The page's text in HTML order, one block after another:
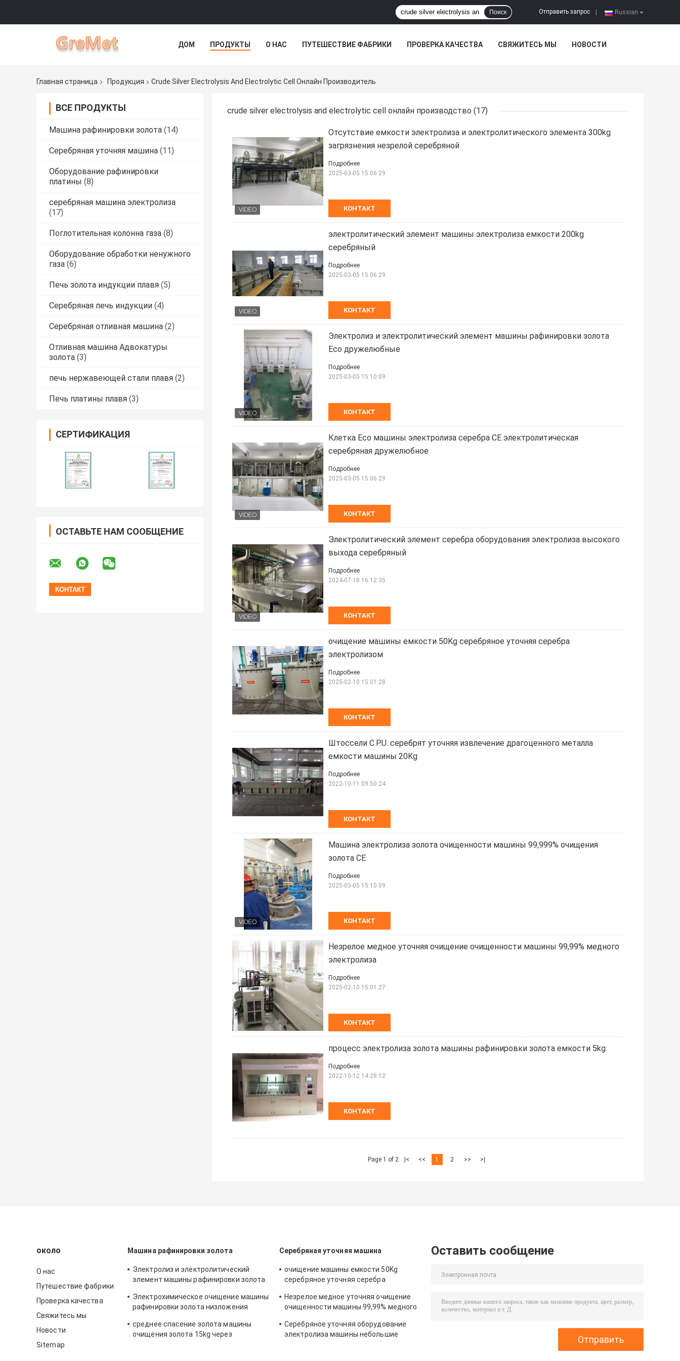
Russian
Отправить запрос
Поиск
ДОМ ПРОДУКТЫ О НАС ПУТЕШЕСТВИЕ ФАБРИКИ ПРОВЕРКА КАЧЕСТВА СВЯЖИТЕСЬ МЫ НОВОСТИ
Главная страница Продукция Crude Silver Electrolysis And Electrolytic Cell Онлайн Производитель
ВСЕ ПРОДУКТЫ
Машина рафинировки золота (14)
Серебряная уточняя машина (11)
Оборудование рафинировки
платины (8)
серебряная машина электролиза
(17)
Поглотительная колонна газа (8)
Оборудование обработки ненужного
газа (6)
Печь золота индукции плавя (5)
Серебряная печь индукции (4)
Серебряная отливная машина (2)
Отливная машина Адвокатуры
золота (3)
печь нержавеющей стали плавя (2)
Печь платины плавя (3)
СЕРТИФИКАЦИЯ
ОСТАВЬТЕ НАМ СООБЩЕНИЕ
crude silver electrolysis and electrolytic cell онлайн производство (17)
Отсутствие емкости электролиза и электролитического элемента 300kg
загрязнения незрелой серебряной
КОНТАКТ
Подробнее
2025-03-05 15:06:29
электролитический элемент машины электролиза емкости 200kg
серебряный
КОНТАКТ
Подробнее
2025-03-05 15:06:29
Электролиз и электролитический элемент машины рафинировки золота
Eco дружелюбные
КОНТАКТ
Подробнее
2025-03-05 15:10:09
Клетка Eco машины электролиза серебра CE электролитическая
серебряная дружелюбное
КОНТАКТ
Подробнее
2025-03-05 15:06:29
Электролитический элемент серебра оборудования электролиза высокого
выхода серебряный
КОНТАКТ
Подробнее
2024-07-18 16:12:35
очищение машины емкости 50Kg серебряное уточняя серебра
электролизом
КОНТАКТ
Подробнее
2025-02-10 15:01:28
Штоссели C.P.U. серебрят уточняя извлечение драгоценного металла
емкости машины 20Kg
КОНТАКТ
Подробнее
2022-10-11 09:50:24
Машина электролиза золота очищенности машины 99,999% очищения
золота CE
КОНТАКТ
Подробнее
2025-03-05 15:10:09
Незрелое медное уточняя очищение очищенности машины 99,99% медного
электролиза
КОНТАКТ
Подробнее
2025-02-10 15:01:27
процесс электролиза золота машины рафинировки золота емкости 5kg
КОНТАКТ
Подробнее
2022-10-12 14:28:12
Page 1 of 2 |< << 1 2 >> >|
около
О нас
Путешествие фабрики
Проверка качества
Свяжитесь мы
Новости
Sitemap
Машина рафинировки золота
Электролиз и электролитический
элемент машины рафинировки золота
Электрохимическое очищение машины
рафинировки золота низложения
среднее спасение золота машины
очищения золота 15kg через
Серебряная уточняя машина
очищение машины емкости 50Kg
серебряное уточняя серебра
Незрелое медное уточняя очищение
очищенности машины 99,99% медного
Серебряное уточняя оборудование
электролиза машины небольшие
Оставить сообщение